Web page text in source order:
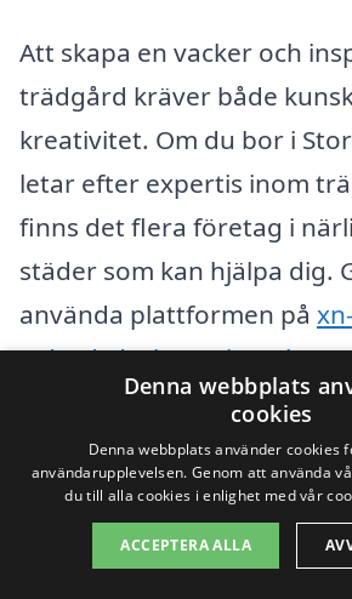
Att skapa en vacker och
trädgård kräver både
kreativitet. Om du bor i
letar efter expertis inom
finns det flera företag i
städer som kan hjälpa dig.
använda plattformen på
trdgrdsdesign-pris-mtbw.se
jämföra erbjudanden och
professionell för just dina
När du söker efter
Storvreta, kan du
Denna webbplats
cookies
Denna webbplats använder cookies
användarupplevelsen. Genom att använda
du till alla cookies i enlighet med vår
ACCEPTERA ALLA